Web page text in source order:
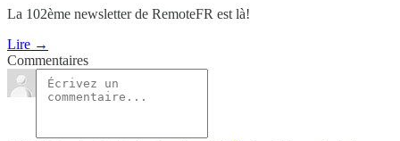
La 102ème newsletter de RemoteFR est là!
Lire →
Commentaires